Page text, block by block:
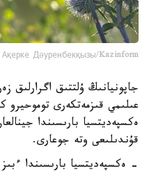
Дәуренбекқызы/Kazinform
عىلىمي قىزمەتكەرى توموحيرو
ەكسپەديتسيا بارىسىندا
قۇندىلىعى وتە جوعارى.